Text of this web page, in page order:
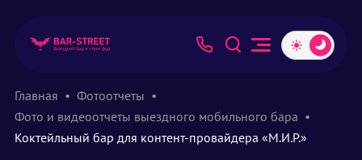
Главная
Фотоотчеты
Фото и видеоотчеты выездного мобильного бара
Коктейльный бар для контент-провайдера «М.И.Р.»